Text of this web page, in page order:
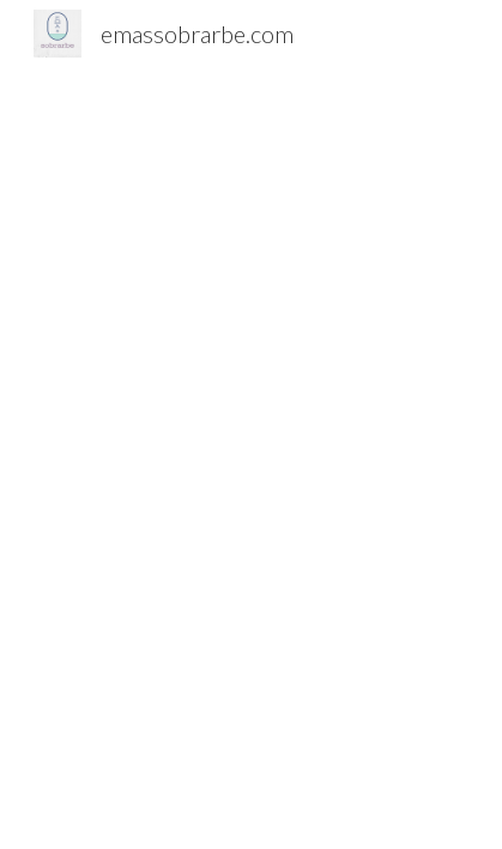
emassobrarbe.com